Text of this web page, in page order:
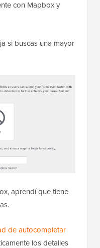
con Mapbox y
si buscas una mayor
aprendí que tiene
de autocompletar
los detalles